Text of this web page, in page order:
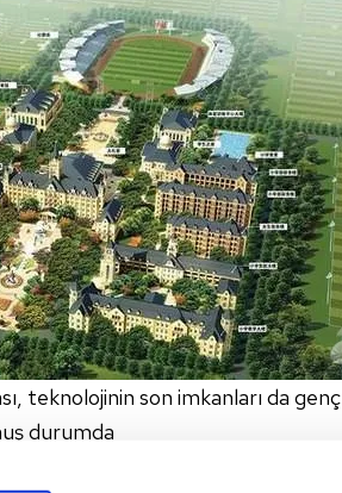
teknolojinin son imkanları da genç
durumda